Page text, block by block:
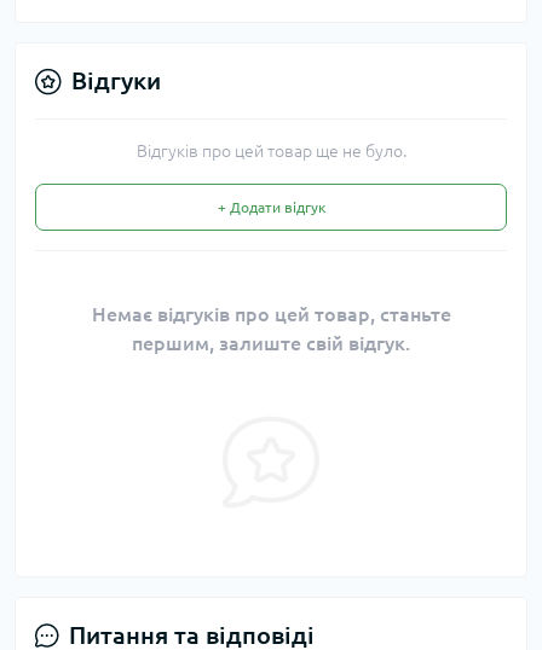
Відгуки
Відгуків про цей товар ще не було.
+ Додати відгук
Немає відгуків про цей товар, станьте
першим, залиште свій відгук.
Питання та відповіді